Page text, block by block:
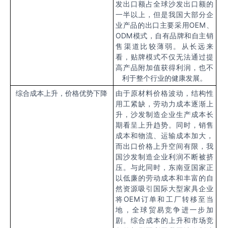
发出口额占全球沙发出口额的
一半以上，但是我国大部分企
业产品的出口主要采用OEM
ODM模式，自有品牌和自主销
售渠道比较薄弱。从长远来
看，贴牌模式不仅无法通过提
高产品附加值获得利润，也不
利于整个行业的健康发展。
综合成本上升，价格优势下降
由于原材料价格波动，结构性
用工紧缺，劳动力成本逐渐上
升，沙发制造企业生产成本长
期看呈上升趋势。同时，销售
成本和物流、运输成本加大，
而出口价格上升空间有限，我
国沙发制造企业利润不断被挤
压。与此同时，东南亚国家正
以低廉的劳动成本和丰富的自
然资源吸引国际大型家具企业
将OEM订单和工厂转移至当
地，全球贸易竞争进一步加
剧。综合成本的上升和市场竞